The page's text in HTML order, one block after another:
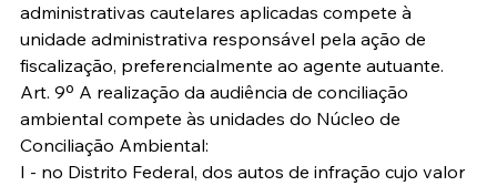
administrativas cautelares aplicadas compete à
unidade administrativa responsável pela ação de
fiscalização, preferencialmente ao agente autuante.
Art. 9º A realização da audiência de conciliação
ambiental compete às unidades do Núcleo de
Conciliação Ambiental:
I - no Distrito Federal, dos autos de infração cujo valor